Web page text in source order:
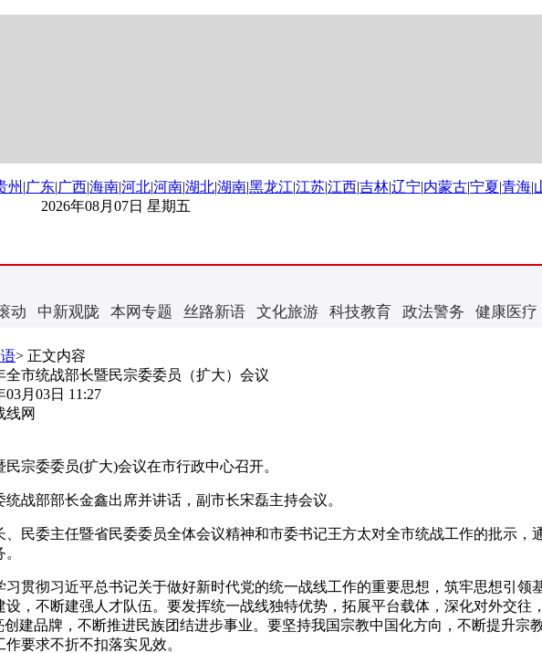
州 |广东|广西|海南|河北|河南|湖北|湖南|黑龙江|江苏|江西|吉林|辽宁|内蒙古|宁夏|青海|
2026年08月07日 星期五
动 中新观陇 本网专题 丝路新语 文化旅游 科技教育 政法警务 健康医疗
> 正文内容
全市统战部长暨民宗委委员（扩大）会议
03月03日 11:27
线网
宗委委员(扩大)会议在市行政中心召开。
部部长金鑫出席并讲话，副市长宋磊主持会议。
委主任暨省民委委员全体会议精神和市委书记王方太对全市统战工作的批示，
彻习近平总书记关于做好新时代党的统一战线工作的重要思想，筑牢思想引领
，不断建强人才队伍。要发挥统一战线独特优势，拓展平台载体，深化对外交往
建品牌，不断推进民族团结进步事业。要坚持我国宗教中国化方向，不断提升
要求不折不扣落实见效。